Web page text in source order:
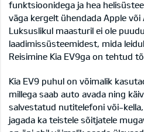
funktsioonidega ja hea
väga kergelt ühendada Apple või
Luksuslikul maasturil ei ole
laadimissüsteemidest, mida
Reisimine Kia EV9ga on tehtud
Kia EV9 puhul on võimalik
millega saab auto avada ning
salvestatud nutitelefoni või-
jagada ka teistele sõitjatele